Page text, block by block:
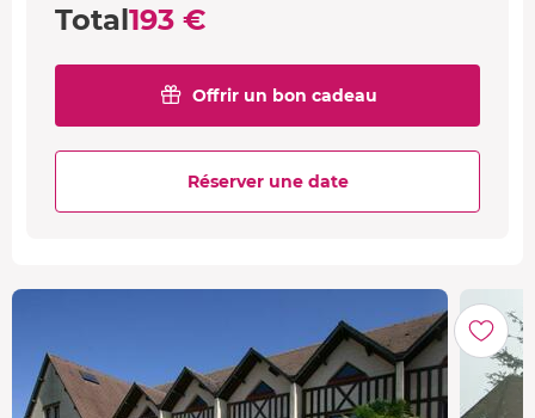
Total193 €
Offrir un bon cadeau
Réserver une date